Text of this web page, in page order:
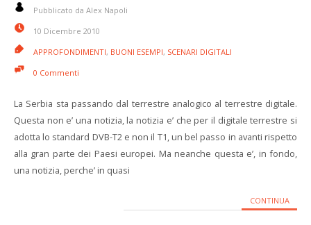
Pubblicato da Alex Napoli
10 Dicembre 2010
APPROFONDIMENTI, BUONI ESEMPI, SCENARI DIGITALI
0 Commenti
La Serbia sta passando dal terrestre analogico al terrestre digitale.
Questa non e’ una notizia, la notizia e’ che per il digitale terrestre si
adotta lo standard DVB-T2 e non il T1, un bel passo in avanti rispetto
alla gran parte dei Paesi europei. Ma neanche questa e’, in fondo,
una notizia, perche’ in quasi
CONTINUA